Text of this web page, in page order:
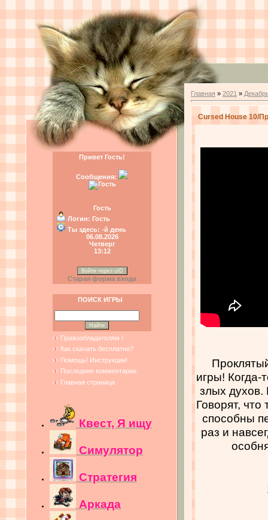
Привет Гость!
Сообщения:
Гость
Логин: Гость
Ты здесь: -й день
06.08.2026
Четверг
13:12
Войти через uID
Старая форма входа
ПОИСК ИГРЫ
Правообладателям !
Как скачать бесплатно?
Помощь! Инструкции!
Последние комментарии
Главная страница
Квест, Я ищу
Симулятор
Стратегия
Аркада
Главная » 2021 »
Cursed House 10/
игры! Когда-
злых духов.
Говорят,
способны
раз и